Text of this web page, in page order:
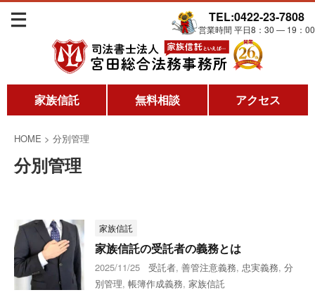
TEL:0422-23-7808
営業時間 平日8：30 ― 19：00
家族信託 無料相談 アクセス
HOME > 分別管理
分別管理
家族信託
家族信託の受託者の義務とは
2025/11/25 受託者, 善管注意義務, 忠実義務, 分
別管理, 帳簿作成義務, 家族信託